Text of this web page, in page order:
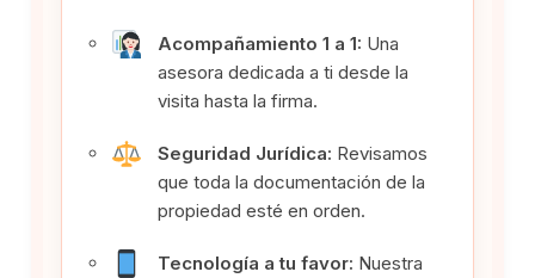
Acompañamiento 1 a 1: Una
asesora dedicada a ti desde la
visita hasta la firma.
Seguridad Jurídica: Revisamos
que toda la documentación de la
propiedad esté en orden.
Tecnología a tu favor: Nuestra